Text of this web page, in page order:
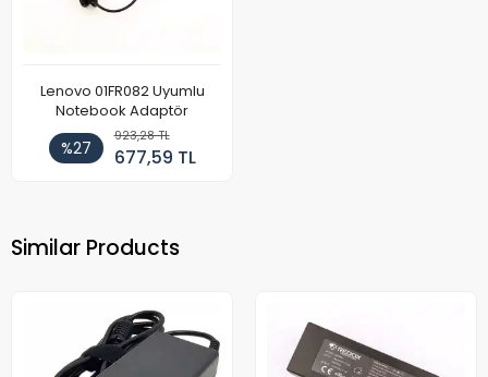
Lenovo 01FR082 Uyumlu
Notebook Adaptör
%27
923,28 TL
677,59 TL
Similar Products